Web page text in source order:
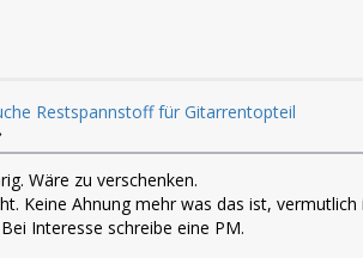
Restspannstoff für Gitarrentopteil
Wäre zu verschenken.
Keine Ahnung mehr was das ist,
Interesse schreibe eine PM.